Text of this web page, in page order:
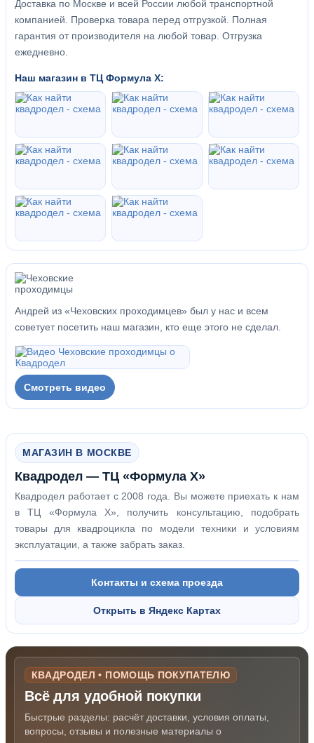
Доставка по Москве и всей России любой транспортной
компанией. Проверка товара перед отгрузкой. Полная
гарантия от производителя на любой товар. Отгрузка
ежедневно.
Наш магазин в ТЦ Формула Х:
Андрей из «Чеховских проходимцев» был у нас и всем
советует посетить наш магазин, кто еще этого не сделал.
Смотреть видео
МАГАЗИН В МОСКВЕ
Квадродел — ТЦ «Формула Х»
Квадродел работает с 2008 года. Вы можете приехать к нам
в ТЦ «Формула Х», получить консультацию, подобрать
товары для квадроцикла по модели техники и условиям
эксплуатации, а также забрать заказ.
Контакты и схема проезда
Открыть в Яндекс Картах
КВАДРОДЕЛ • ПОМОЩЬ ПОКУПАТЕЛЮ
Всё для удобной покупки
Быстрые разделы: расчёт доставки, условия оплаты,
вопросы, отзывы и полезные материалы о